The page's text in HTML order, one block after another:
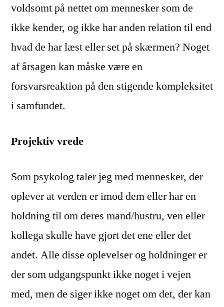
voldsomt på nettet om mennesker som de
ikke kender, og ikke har anden relation til end
hvad de har læst eller set på skærmen? Noget
af årsagen kan måske være en
forsvarsreaktion på den stigende kompleksitet
i samfundet.
Projektiv vrede
Som psykolog taler jeg med mennesker, der
oplever at verden er imod dem eller har en
holdning til om deres mand/hustru, ven eller
kollega skulle have gjort det ene eller det
andet. Alle disse oplevelser og holdninger er
der som udgangspunkt ikke noget i vejen
med, men de siger ikke noget om det, der kan